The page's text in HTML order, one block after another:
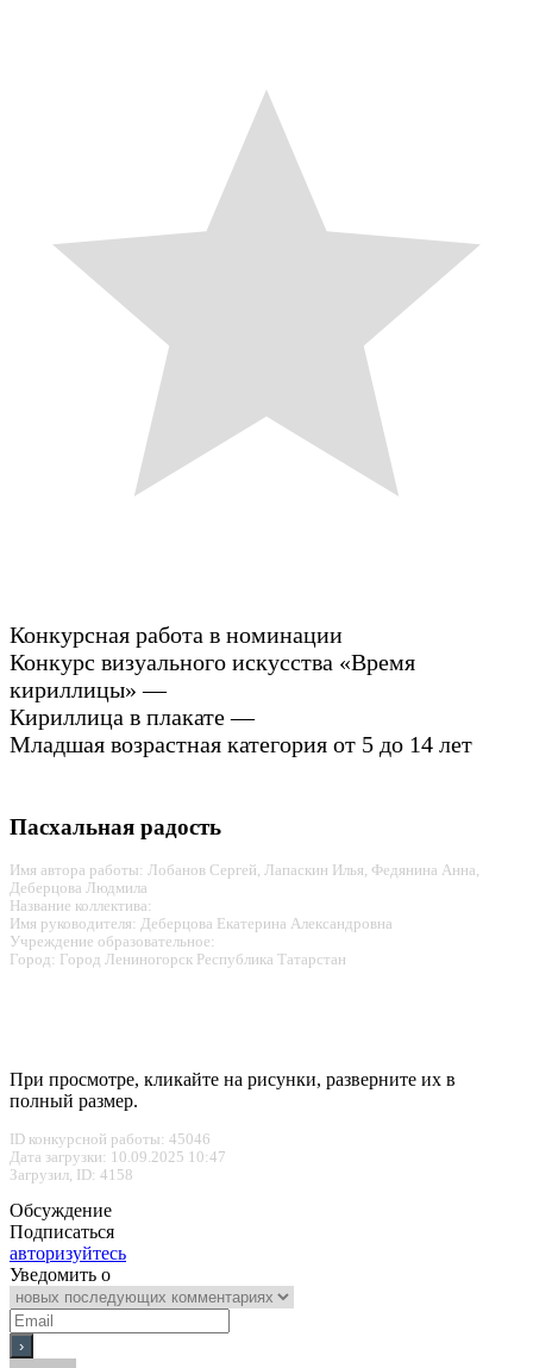
Конкурсная работа в номинации
Конкурс визуального искусства «Время
кириллицы» —
Кириллица в плакате —
Младшая возрастная категория от 5 до 14 лет
Пасхальная радость
Имя автора работы: Лобанов Сергей, Лапаскин Илья, Федянина Анна,
Деберцова Людмила
Название коллектива:
Имя руководителя: Деберцова Екатерина Александровна
Учреждение образовательное:
Город: Город Лениногорск Республика Татарстан
При просмотре, кликайте на рисунки, разверните их в
полный размер.
ID конкурсной работы: 45046
Дата загрузки: 10.09.2025 10:47
Загрузил, ID: 4158
Обсуждение
Подписаться
авторизуйтесь
Уведомить о